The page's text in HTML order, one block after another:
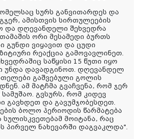
სურს განვითარდეს და
ამისთვის სირთულეების
და დღევანდელი შეხვედრა
ორი მესამედი ბურთს
გუნდი ვიყავით და ცუდი
რეაქცია გამოვავლინეთ.
საწყისი 15 წუთი იყო
უნდა დავადგინოთ. დღევანდელ
გაშვებული გოლის
ამ მატჩმა გვაჩვენა, რომ ჯერ
სამუშაო. გვსურს, რომ კიდევ
გავხდეთ და გავუმჯობესდეთ.
ბოლო პერიოდის წარმატება
სულისკვეთებამ მოიტანა, რაც
პირველ ნახევარში დაგვაკლდა".